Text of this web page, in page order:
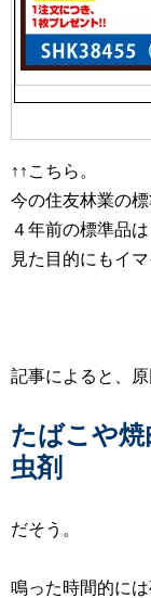
↑↑こちら。
今の住友林業の
４年前の標準品
見た目的にもイ
記事によると、
たばこや焼
虫剤
だそう。
鳴った時間的に